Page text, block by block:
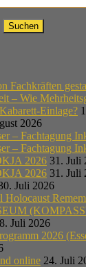
Fachkräften
– Wie
Einlage?
2026
– Fachtagung
– Fachtagung
2026 31. Juli
2026 31. Juli
Juli 2026
Holocaust
Juli 2026
2026
online 24. Juli